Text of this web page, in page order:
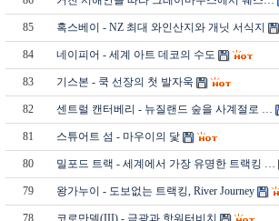
85 혹스베이 - NZ 최대 와인산지와 개닛 서식지
84 네이피어 - 세계 아트 데코의 수도
83 기스본 - 쿡 선장의 첫 발자욱
82 센트럴 캔터베리 - 뉴질랜드 숲을 사계절로 …
81 스튜어트 섬 - 마우이의 닻
80 밀포드 트랙 - 세계에서 가장 유명한 트랙킹 …
79 왕가누이 - 도보없는 트랙킹, River Journey
78 코로만델(III) - 금광과 핫워터비치